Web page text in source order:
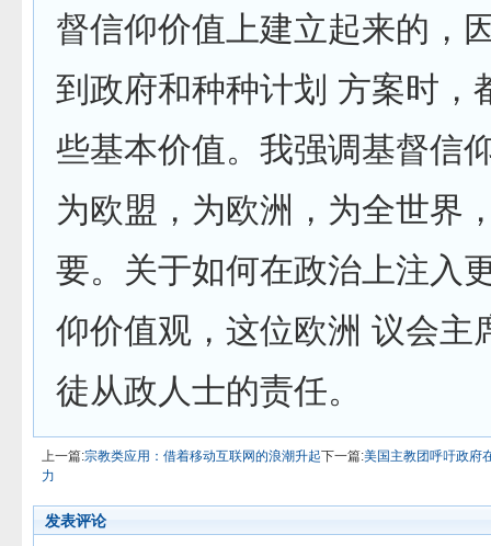
督信仰价值上建立起来的，
到政府和种种计划 方案时，
些基本价值。我强调基督信
为欧盟，为欧洲，为全世界
要。关于如何在政治上注入
仰价值观，这位欧洲 议会主
徒从政人士的责任。
上一篇:宗教类应用：借着移动互联网的浪潮升起下一篇:美国主教团呼吁政府
力
发表评论